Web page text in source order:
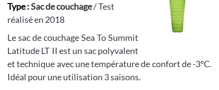
Type :Sac de couchage/ Test
réalisé en 2018
Le sac de couchage Sea To Summit
Latitude LT II est un sac polyvalent
et technique avec une température de confort de -3°C.
Idéal pour une utilisation 3 saisons.